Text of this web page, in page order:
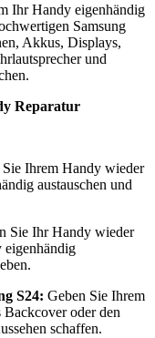
Ihr Handy eigenhändig
Samsung
Akkus, Displays,
und
Reparatur
Ihrem Handy wieder
austauschen und
Sie Ihr Handy wieder
eigenhändig
S24: Geben Sie Ihrem
Backcover oder den
schaffen.